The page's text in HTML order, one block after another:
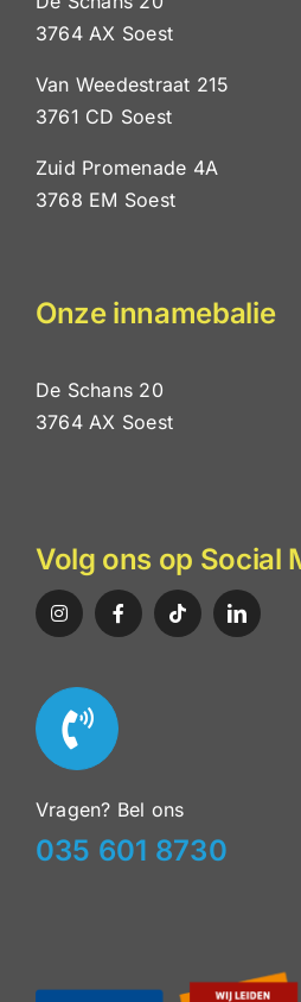
3764 AX Soest
Van Weedestraat 215
3761 CD Soest
Zuid Promenade 4A
3768 EM Soest
Onze innamebalie
De Schans 20
3764 AX Soest
Volg ons op Social
Vragen? Bel ons
035 601 8730